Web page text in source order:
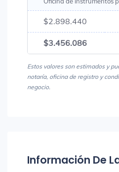
$2.898.440
$3.456.086
Estos valores son estimados y
notaría, oficina de registro y
negocio.
Información De